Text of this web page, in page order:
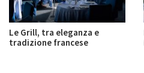
Le Grill, tra eleganza e
tradizione francese